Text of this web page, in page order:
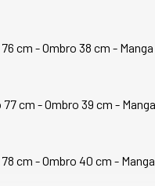
cm - Ombro 38 cm -
cm - Ombro 39 cm -
cm - Ombro 40 cm -